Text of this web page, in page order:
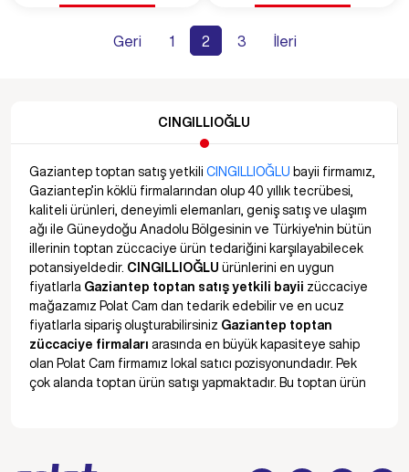
Geri 1 2 3 İleri
CINGILLIOĞLU
Gaziantep toptan satış yetkili CINGILLIOĞLU bayii firmamız,
Gaziantep’in köklü firmalarından olup 40 yıllık tecrübesi,
kaliteli ürünleri, deneyimli elemanları, geniş satış ve ulaşım
ağı ile Güneydoğu Anadolu Bölgesinin ve Türkiye'nin bütün
illerinin toptan züccaciye ürün tedariğini karşılayabilecek
potansiyeldedir. CINGILLIOĞLU ürünlerini en uygun
fiyatlarla Gaziantep toptan satış yetkili bayii züccaciye
mağazamız Polat Cam dan tedarik edebilir ve en ucuz
fiyatlarla sipariş oluşturabilirsiniz Gaziantep toptan
züccaciye firmaları arasında en büyük kapasiteye sahip
olan Polat Cam firmamız lokal satıcı pozisyonundadır. Pek
çok alanda toptan ürün satışı yapmaktadır. Bu toptan ürün